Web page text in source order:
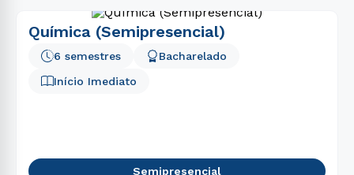
Química (Semipresencial)
Bacharelado
6 semestres
Início Imediato
Semipresencial